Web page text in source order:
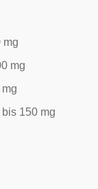
mg
mg
150 mg